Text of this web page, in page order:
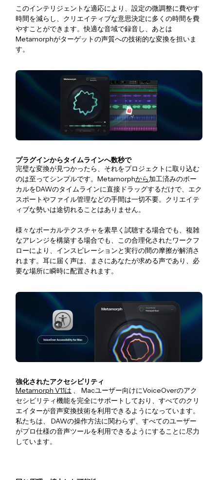
このインテリジェントな適応により、設定の微調整に費やす
時間を減らし、クリエイティブな意思決定に多くの時間を費
やすことができます。快適な音域で録音し、あとは
Metamorphがターゲットの声質への技術的な変換を担いま
す。
プラグインからタイムラインへ数秒で
完璧な変換が見つかったら、それをプロジェクトに取り込む
のは至ってシンプルです。Metamorphから加工済みのボー
カルをDAWのタイムラインに直接ドラッグするだけで、エク
スポートやファイル管理などの手間は一切不要。クリエイテ
ィブな勢いは途切れることはありません。
様々なボーカルテクスチャを素早く試聴する場合でも、複雑
なアレンジを構築する場合でも、この合理化されたワークフ
ローにより、インスピレーションと実行の間の摩擦が解消さ
れます。耳に届く声は、まさにあなたが求める声であり、必
要な場所に瞬時に配置されます。
強化されたアクセシビリティ
Metamorph V1.1は 、 Macユーザー向けにVoiceOverのアク
セシビリティ機能を完全にサポートしており、すべてのクリ
エイターが音声変換技術を利用できるようになっています。
私たちは、 DAWの操作方法に関わらず、すべてのユーザー
がプロ仕様の音声ツールを利用できるようにすることに尽力
しています。